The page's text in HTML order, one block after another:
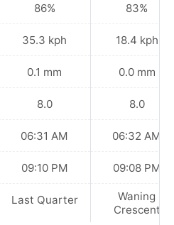
86%
35.3 kph
0.1 mm
8.0
06:31 AM
09:10 PM
Last Quarter
83%
18.4 kph
0.0 mm
8.0
06:32 AM
09:08 PM
Waning
Crescent